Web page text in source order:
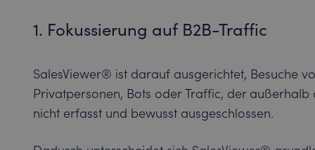
1. Fokussierung auf B2B-Traffic
SalesViewer® ist darauf ausgerichtet, Besuche
Privatpersonen, Bots oder Traffic, der
nicht erfasst und bewusst ausgeschlossen.